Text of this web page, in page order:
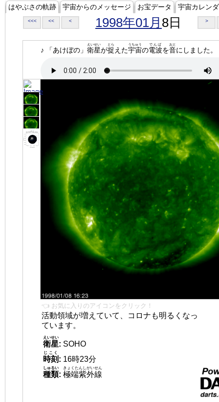
はやぶさの軌跡 宇宙からのメッセージ お宝データ 宇宙カレン
<<< << < 1998年01月 8日 >
♪ 「あけぼの」 衛星
えいせい
が捉
とら
えた宇宙
うちゅう
の電波
でんぱ
を音
おと
にしました。
👈 お気に入りのアイコンをクリック！
活動領域が増えていて、コロナも明るくなっ
ています。
衛星
えいせい
: SOHO
時刻
じこく
: 16時23分
種類
しゅるい
: 極端紫外線
きょくたんしがいせん